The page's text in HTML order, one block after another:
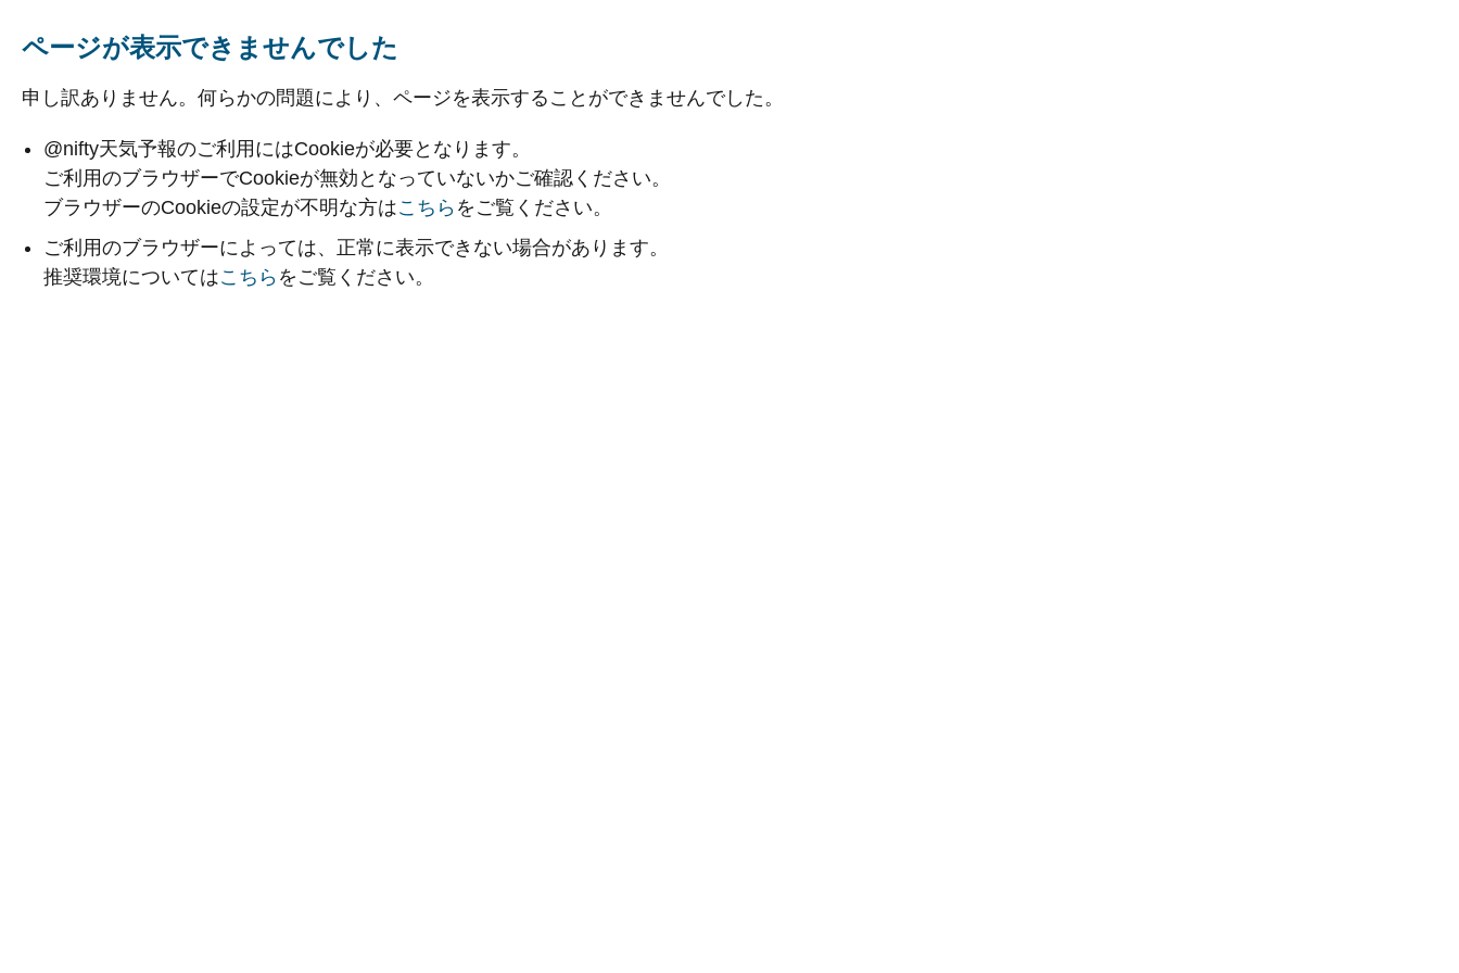
ページが表示できませんでした
申し訳ありません。何らかの問題により、ページを表示することができませんでした。
@nifty天気予報のご利用にはCookieが必要となります。
ご利用のブラウザーでCookieが無効となっていないかご確認ください。
ブラウザーのCookieの設定が不明な方はこちら をご覧ください。
ご利用のブラウザーによっては、正常に表示できない場合があります。
推奨環境についてはこちら をご覧ください。